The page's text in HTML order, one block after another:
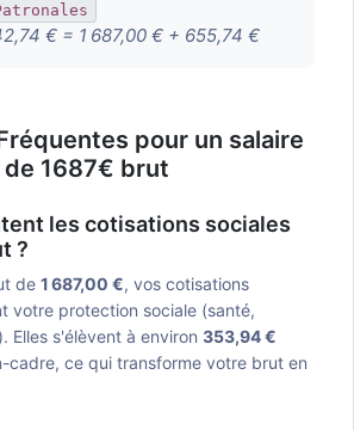
€ = 1 687,00 € + 655,74 €
pour un salaire
de 1687€ brut
les cotisations sociales
?
de 1 687,00 €, vos cotisations
votre protection sociale (santé,
Elles s'élèvent à environ 353,94 €
cadre, ce qui transforme votre brut en